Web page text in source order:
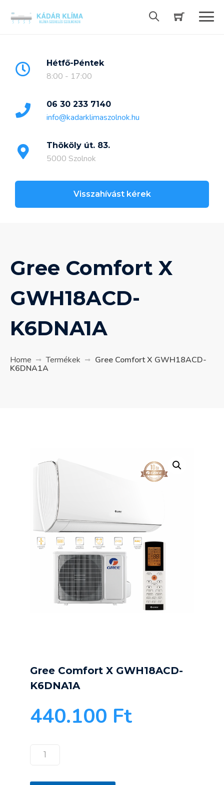
Hétfő-Péntek
8:00 - 17:00
06 30 233 7140
info@kadarklimaszolnok.hu
Thököly út. 83.
5000 Szolnok
Visszahívást kérek
Gree Comfort X
GWH18ACD-
K6DNA1A
Home Termékek Gree Comfort X GWH18ACD-
K6DNA1A
Gree Comfort X GWH18ACD-
K6DNA1A
440.100 Ft
Gree
X